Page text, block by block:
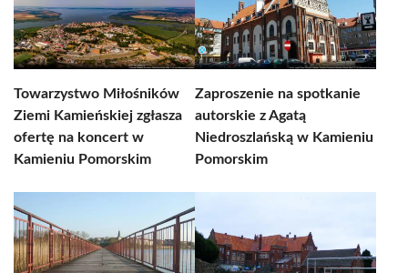
Towarzystwo Miłośników
Ziemi Kamieńskiej zgłasza
ofertę na koncert w
Kamieniu Pomorskim
Zaproszenie na spotkanie
autorskie z Agatą
Niedroszlańską w Kamieniu
Pomorskim